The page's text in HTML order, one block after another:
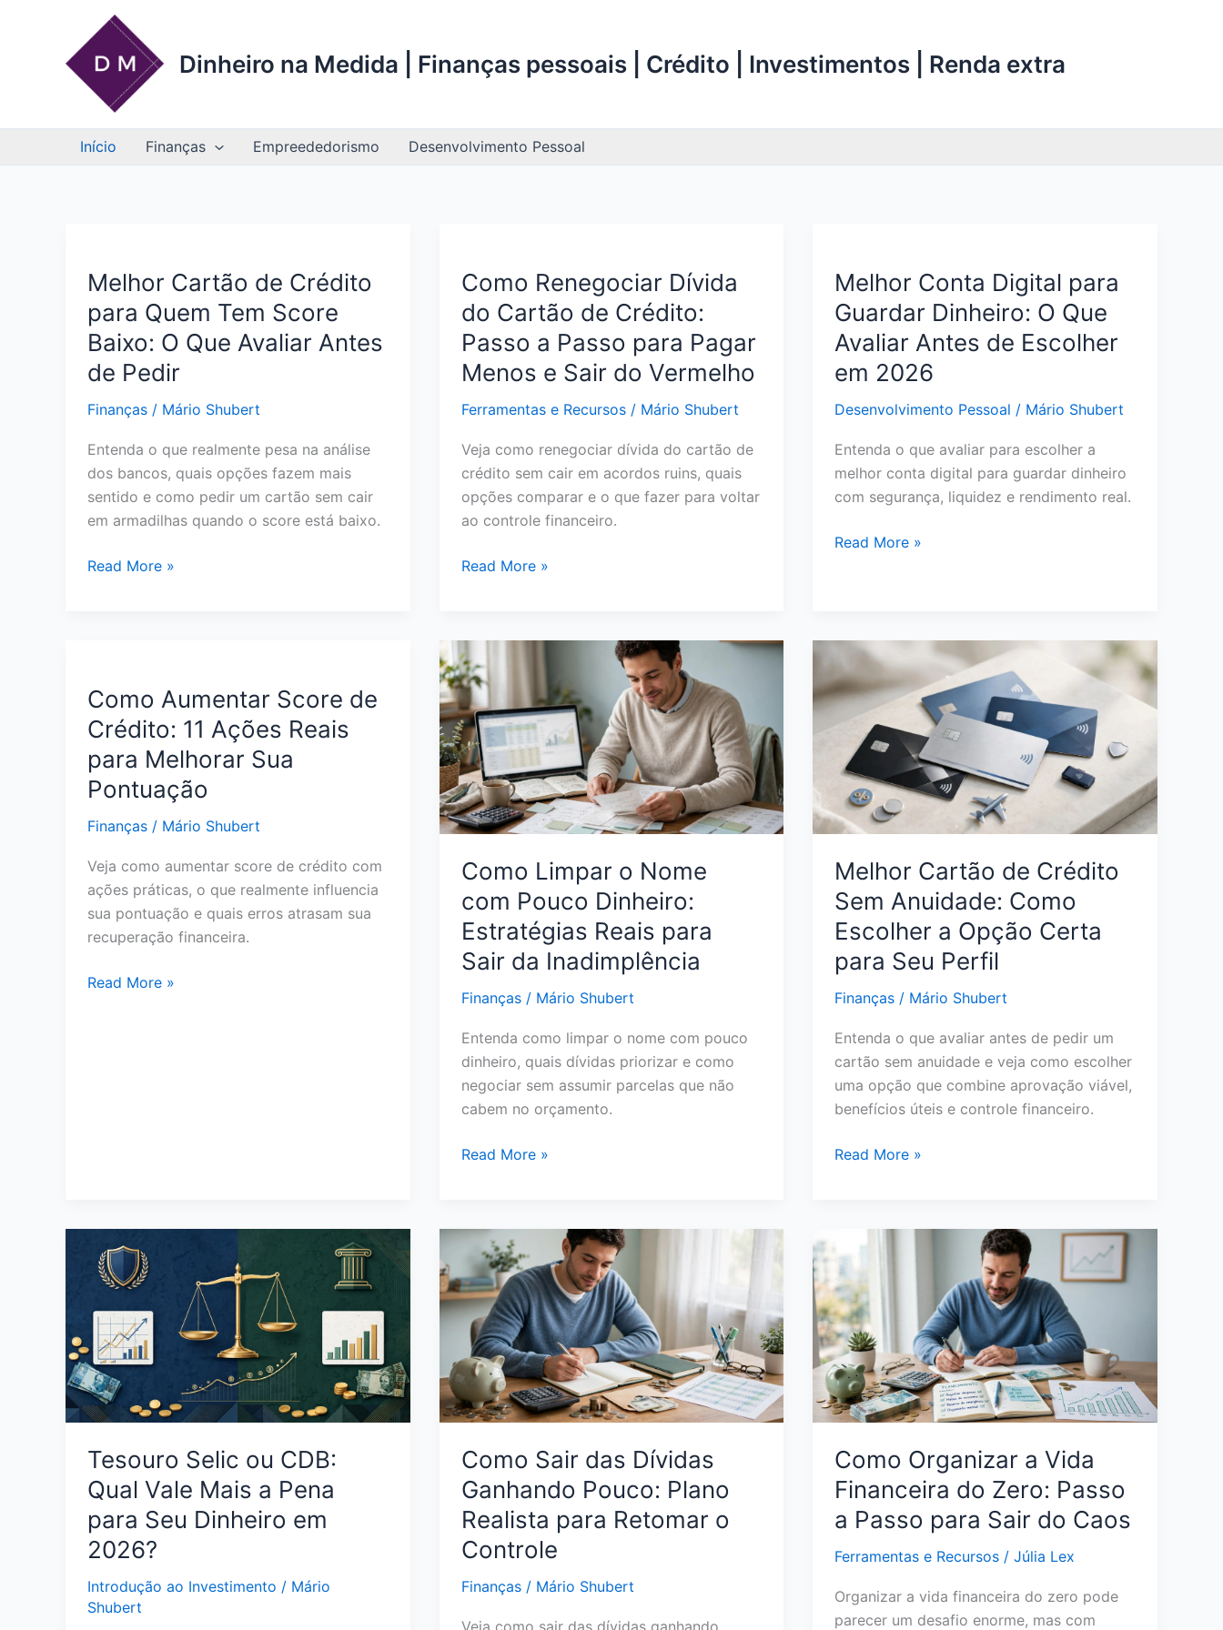
Dinheiro na Medida | Finanças pessoais | Crédito | Investimentos | Renda extra
Início Finanças Empreededorismo Desenvolvimento Pessoal
Melhor Cartão de Crédito
para Quem Tem Score
Baixo: O Que Avaliar Antes
de Pedir
Finanças / Mário Shubert
Entenda o que realmente pesa na análise
dos bancos, quais opções fazem mais
sentido e como pedir um cartão sem cair
em armadilhas quando o score está baixo.
Melhor
Tem
Score
Baixo:
O
Que
Avaliar
de
Pedir
Read More »
Como Renegociar Dívida
do Cartão de Crédito:
Passo a Passo para Pagar
Menos e Sair do Vermelho
Ferramentas e Recursos/ Mário Shubert
Veja como renegociar dívida do cartão de
crédito sem cair em acordos ruins, quais
opções comparar e o que fazer para voltar
ao controle financeiro.
Como
do
Cartão
de
Crédito:
Passo
a
Passo
para
Pagar
e
Sair
do
Vermelho
Read More »
Melhor Conta Digital para
Guardar Dinheiro: O Que
Avaliar Antes de Escolher
em 2026
Desenvolvimento Pessoal / Mário Shubert
Entenda o que avaliar para escolher a
melhor conta digital para guardar dinheiro
com segurança, liquidez e rendimento real.
Melhor
Guardar
Dinheiro:
O
Que
Avaliar
Antes
de
Escolher
em
Read More »
Como Aumentar Score de
Crédito: 11 Ações Reais
para Melhorar Sua
Pontuação
Finanças / Mário Shubert
Veja como aumentar score de crédito com
ações práticas, o que realmente influencia
sua pontuação e quais erros atrasam sua
recuperação financeira.
Como
Pontuação
Read More »
Como Limpar o Nome
com Pouco Dinheiro:
Estratégias Reais para
Sair da Inadimplência
Finanças/ Mário Shubert
Entenda como limpar o nome com pouco
dinheiro, quais dívidas priorizar e como
negociar sem assumir parcelas que não
cabem no orçamento.
Como
Nome
com
Pouco
Dinheiro:
Estratégias
Reais
para
Sair
da
Read More »
Melhor Cartão de Crédito
Sem Anuidade: Como
Escolher a Opção Certa
para Seu Perfil
Finanças / Mário Shubert
Entenda o que avaliar antes de pedir um
cartão sem anuidade e veja como escolher
uma opção que combine aprovação viável,
benefícios úteis e controle financeiro.
Melhor
Crédito
Sem
Anuidade:
Como
Escolher
a
Opção
Certa
para
Perfil
Read More »
Tesouro Selic ou CDB:
Qual Vale Mais a Pena
para Seu Dinheiro em
2026?
Introdução ao Investimento / Mário
Shubert
Como Sair das Dívidas
Ganhando Pouco: Plano
Realista para Retomar o
Controle
Finanças/ Mário Shubert
Como Organizar a Vida
Financeira do Zero: Passo
a Passo para Sair do Caos
Ferramentas e Recursos /Júlia Lex
Organizar a vida financeira do zero pode
parecer um desafio enorme, mas com